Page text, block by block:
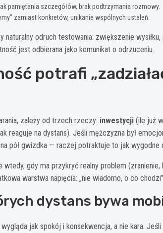
pamiętania szczegółów, brak podtrzymania rozmowy.
zamiast konkretów, unikanie wspólnych ustaleń.
odruch testowania: zwiększenie
jest odbierana jako komunikat o odrzuceniu.
potrafi
zależy od trzech rzeczy: inwestycji (ile już
reaguje na dystans). Jeśli mężczyzna był
pół gwizdka — raczej potraktuje to jak wygodne
gdy ma przykryć realny problem
warstwa napięcia: „nie wiadomo, o co
dystans bywa
jak spokój i konsekwencja, a nie kara.